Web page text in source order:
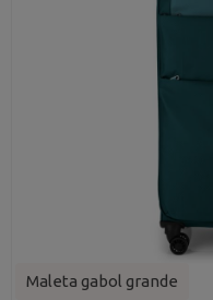
Maleta gabol grande